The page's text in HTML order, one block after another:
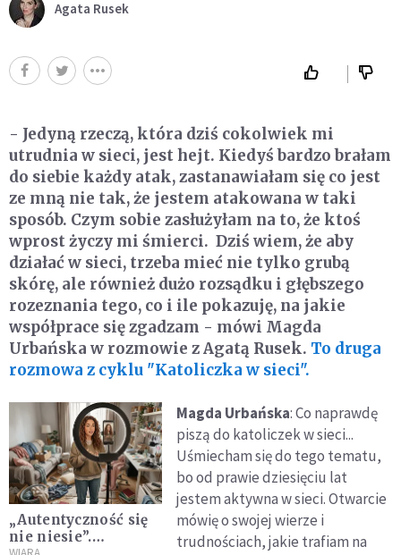
Agata Rusek
- Jedyną rzeczą, która dziś cokolwiek mi
utrudnia w sieci, jest hejt. Kiedyś bardzo brałam
do siebie każdy atak, zastanawiałam się co jest
ze mną nie tak, że jestem atakowana w taki
sposób. Czym sobie zasłużyłam na to, że ktoś
wprost życzy mi śmierci. Dziś wiem, że aby
działać w sieci, trzeba mieć nie tylko grubą
skórę, ale również dużo rozsądku i głębszego
rozeznania tego, co i ile pokazuję, na jakie
współprace się zgadzam - mówi Magda
Urbańska w rozmowie z Agatą Rusek. To druga
rozmowa z cyklu "Katoliczka w sieci".
„Autentyczność się
nie niesie”.
Magda Urbańska: Co naprawdę
piszą do katoliczek w sieci...
Uśmiecham się do tego tematu,
bo od prawie dziesięciu lat
jestem aktywna w sieci. Otwarcie
mówię o swojej wierze i
trudnościach, jakie trafiam na